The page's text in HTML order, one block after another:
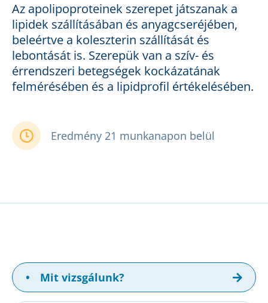
Az apolipoproteinek szerepet játszanak a
lipidek szállításában és anyagcseréjében,
beleértve a koleszterin szállítását és
lebontását is. Szerepük van a szív- és
érrendszeri betegségek kockázatának
felmérésében és a lipidprofil értékelésében.
Eredmény 21 munkanapon belül
• Mit vizsgálunk?